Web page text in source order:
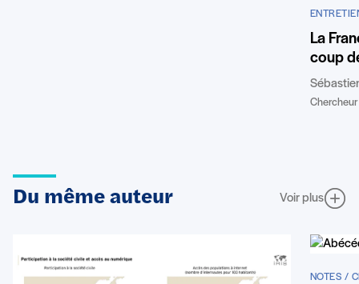
La
coup
Du même auteur Voir plus
NOTES /